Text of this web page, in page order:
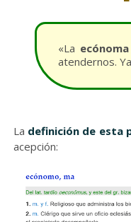
«La ecónoma
atendernos.
La definición de esta
acepción: